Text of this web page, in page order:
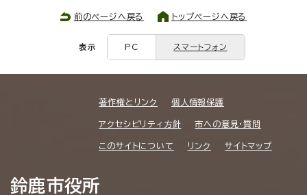
前のページへ戻る トップページへ戻る
表示 PC スマートフォン
著作権とリンク 個人情報保護
アクセシビリティ方針 市への意見・質問
このサイトについて リンク サイトマップ
鈴鹿市役所